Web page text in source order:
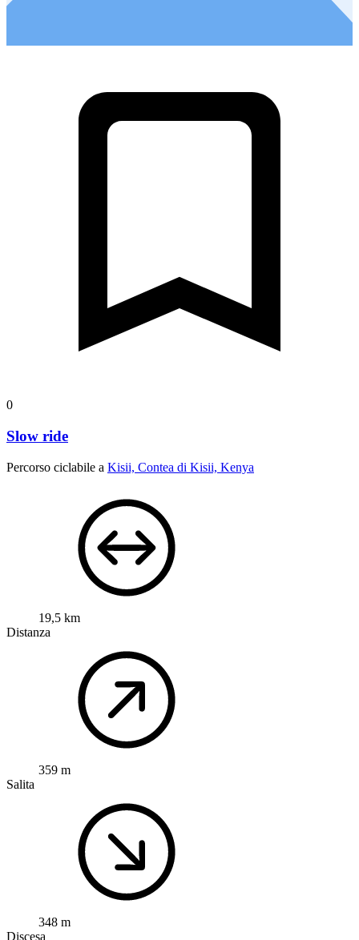
0
Slow ride
Percorso ciclabile a Kisii, Contea di Kisii, Kenya
19,5 km
Distanza
359 m
Salita
348 m
Discesa